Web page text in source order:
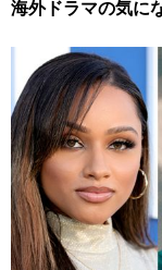
海外ドラマの気に